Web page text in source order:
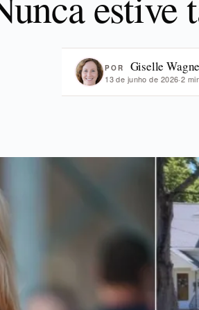
POR Giselle
13 de junho de 2026·2